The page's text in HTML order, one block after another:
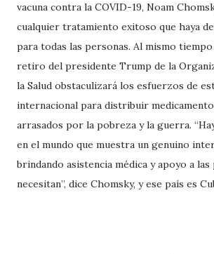
vacuna contra la COVID-19, Noam
cualquier tratamiento exitoso que haya
para todas las personas. Al mismo
retiro del presidente Trump de la
la Salud obstaculizará los esfuerzos de
internacional para distribuir
arrasados por la pobreza y la guerra.
en el mundo que muestra un genuino
brindando asistencia médica y apoyo a
necesitan”, dice Chomsky, y ese país es